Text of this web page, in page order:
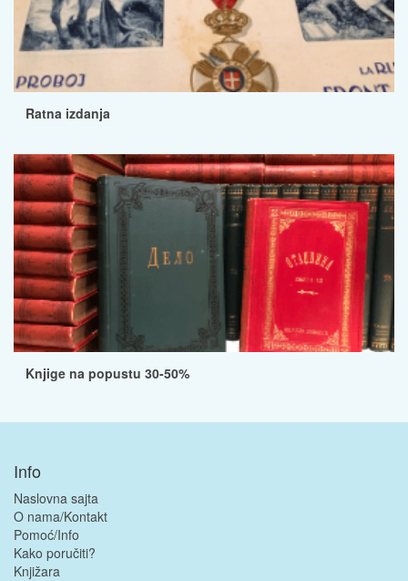
Ratna izdanja
Knjige na popustu 30-50%
Info
Naslovna sajta
O nama/Kontakt
Pomoć/Info
Kako poručiti?
Knjižara